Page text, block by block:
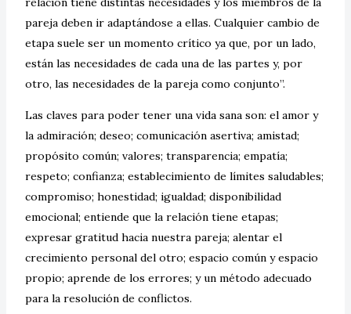
pareja deben ir adaptándose a ellas. Cualquier cambio de
etapa suele ser un momento crítico ya que, por un lado,
están las necesidades de cada una de las partes y, por
otro, las necesidades de la pareja como conjunto”.
Las claves para poder tener una vida sana son: el amor y
la admiración; deseo; comunicación asertiva; amistad;
propósito común; valores; transparencia; empatía;
respeto; confianza; establecimiento de límites saludables;
compromiso; honestidad; igualdad; disponibilidad
emocional; entiende que la relación tiene etapas;
expresar gratitud hacia nuestra pareja; alentar el
crecimiento personal del otro; espacio común y espacio
propio; aprende de los errores; y un método adecuado
para la resolución de conflictos.